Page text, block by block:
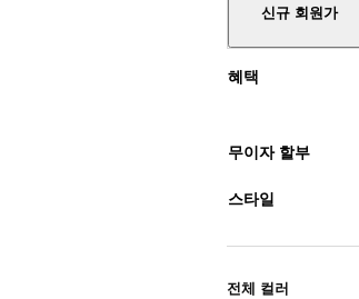
신규 회원가
혜택
무이자 할부
스타일
전체 컬러